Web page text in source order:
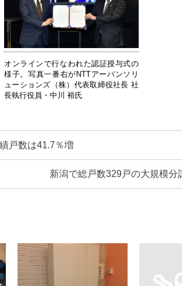
オンラインで行なわれた認証授与式の
様子。写真一番右がNTTアーバンソリ
ューションズ（株）代表取締役社長 社
長執行役員・中川 裕氏
戸数は41.7％増
新潟で総戸数329戸の大規模分